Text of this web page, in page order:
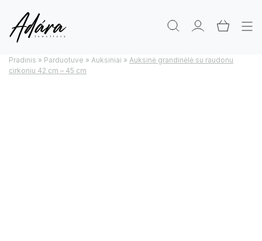
Pradinis » Parduotuve » Auksiniai » Auksinė grandinėlė su raudonu
cirkoniu 42 cm – 45 cm